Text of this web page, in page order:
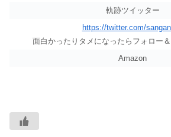
軌跡ツイッター
https://twitter.com/
面白かったりタメになったらフォロー
Amazon